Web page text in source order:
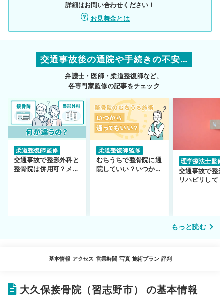
詳細はお問い合わせください！
お見舞金とは
交通事故後の通院や手続きの不安…
弁護士・医師・柔道整復師など、
各専門家監修の記事をチェック
柔道整復師監修
交通事故で整形外科と
整骨院は併用可？メリ
柔道整復師監修
むちうちで整骨院に通
院していい？いつから
理学療法士監
交通事故で整
リハビリして
もっと読む
基本情報 アクセス 営業時間 写真 施術プラン 評判
大久保接骨院（習志野市） の基本情報